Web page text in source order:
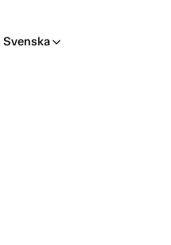
Svenska arrow_back_ios